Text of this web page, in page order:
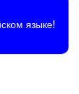
языке!